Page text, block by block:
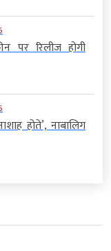
पर रिलीज होगी
होते’, नाबालिग